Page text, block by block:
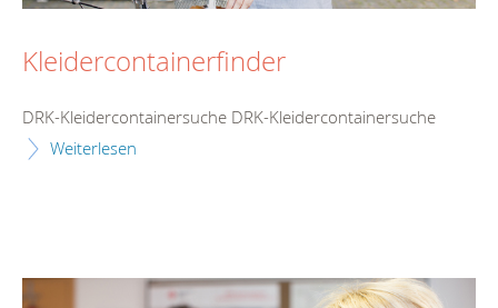
Kleidercontainerfinder
DRK-Kleidercontainersuche DRK-Kleidercontainersuche
Weiterlesen